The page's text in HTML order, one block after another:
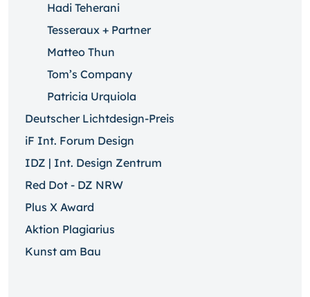
Hadi Teherani
Tesseraux + Partner
Matteo Thun
Tom’s Company
Patricia Urquiola
Deutscher Lichtdesign-Preis
iF Int. Forum Design
IDZ | Int. Design Zentrum
Red Dot - DZ NRW
Plus X Award
Aktion Plagiarius
Kunst am Bau